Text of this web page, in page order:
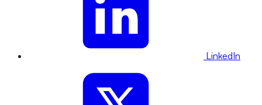
LinkedIn